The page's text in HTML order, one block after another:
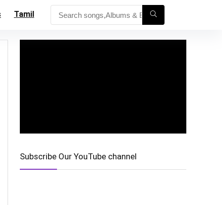
Tamil
Subscribe Our YouTube channel